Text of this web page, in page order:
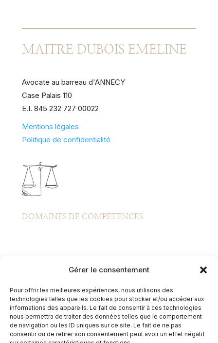
Gérer le consentement
Pour offrir les meilleures expériences, nous utilisons des
technologies telles que les cookies pour stocker et/ou accéder aux
informations des appareils. Le fait de consentir à ces technologies
nous permettra de traiter des données telles que le comportement
de navigation ou les ID uniques sur ce site. Le fait de ne pas
consentir ou de retirer son consentement peut avoir un effet négatif
MAITRE DUBOIS EMELINE
Avocate au barreau d'ANNECY
Case Palais 110
E.I. 845 232 727 00022
Mentions légales
Politique de confidentialité
DOMAINES DE COMPETENCES
1 rue de l'industrie
Business Center